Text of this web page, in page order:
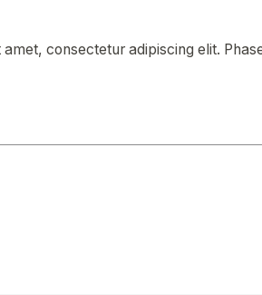
consectetur adipiscing elit.